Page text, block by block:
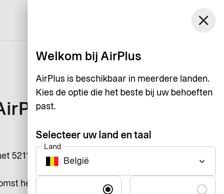
Inloggen
close
Welkom bij AirPlus
AirPlus is beschikbaar in meerdere landen.
Kies de optie die het beste bij uw behoeften
past.
Selecteer uw land en taal
Land
België keyboard_arrow_down
Taal
5211 9609 (AirPlus Corporate
herroepen via de knop